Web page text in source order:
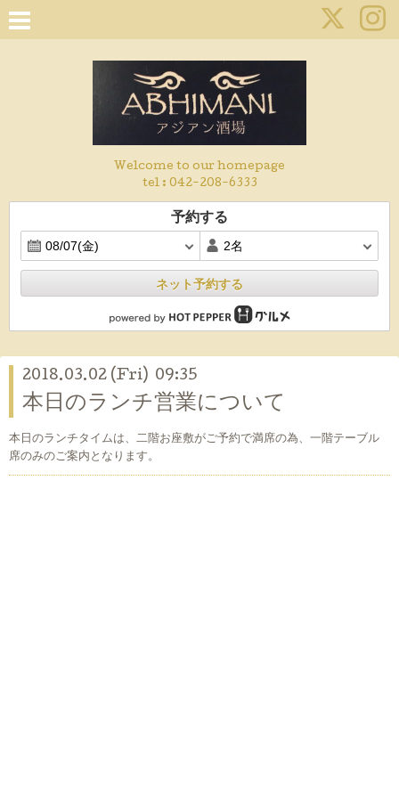
Welcome to our homepage
tel : 042-208-6333
予約する
ネット予約する
2018.03.02 (Fri) 09:35
本日のランチ営業について
本日のランチタイムは、二階お座敷がご予約で満席の為、一階テーブル
席のみのご案内となります。